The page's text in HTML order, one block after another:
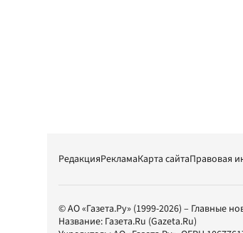
РедакцияРекламаКарта сайтаПравовая
© АО «Газета.Ру» (1999-2026) – Главные
Название: Газета.Ru (Gazeta.Ru)